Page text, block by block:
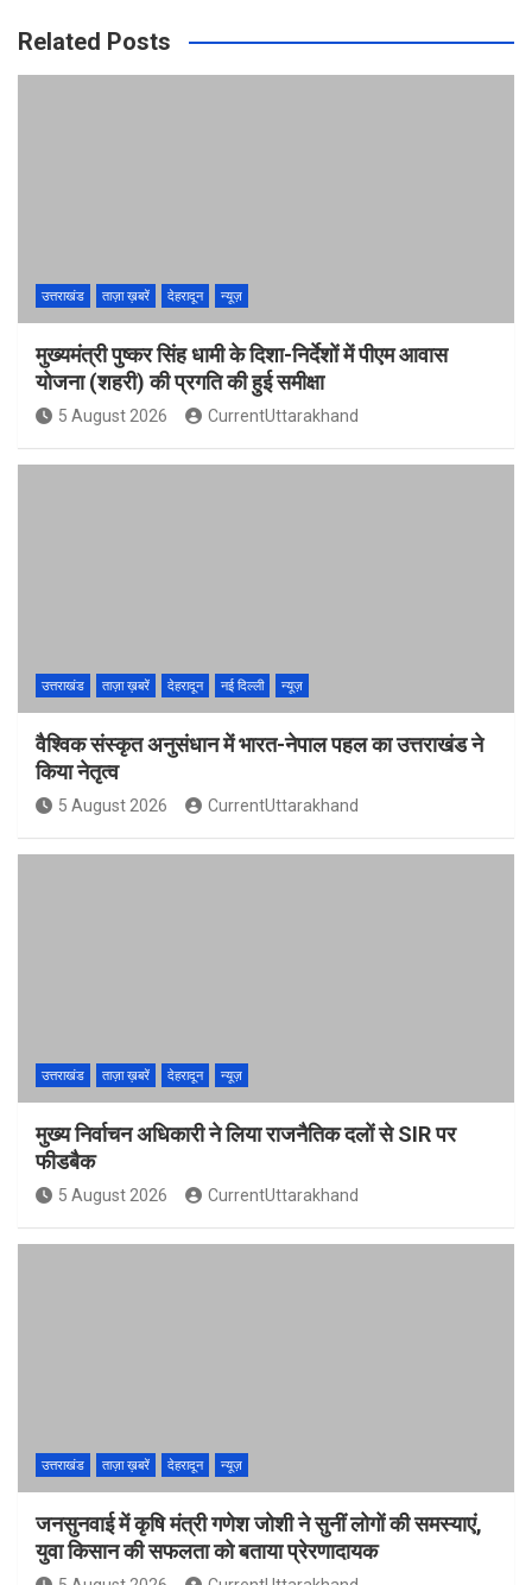
Related Posts
उत्तराखंड ताज़ा ख़बरें देहरादून न्यूज़
मुख्यमंत्री पुष्कर सिंह धामी के दिशा-निर्देशों में पीएम आवास
योजना (शहरी) की प्रगति की हुई समीक्षा
5 August 2026 CurrentUttarakhand
उत्तराखंड ताज़ा ख़बरें देहरादून नई दिल्ली न्यूज़
वैश्विक संस्कृत अनुसंधान में भारत-नेपाल पहल का उत्तराखंड ने
किया नेतृत्व
5 August 2026 CurrentUttarakhand
उत्तराखंड ताज़ा ख़बरें देहरादून न्यूज़
मुख्य निर्वाचन अधिकारी ने लिया राजनैतिक दलों से SIR पर
फीडबैक
5 August 2026 CurrentUttarakhand
उत्तराखंड ताज़ा ख़बरें देहरादून न्यूज़
जनसुनवाई में कृषि मंत्री गणेश जोशी ने सुनीं लोगों की समस्याएं,
युवा किसान की सफलता को बताया प्रेरणादायक